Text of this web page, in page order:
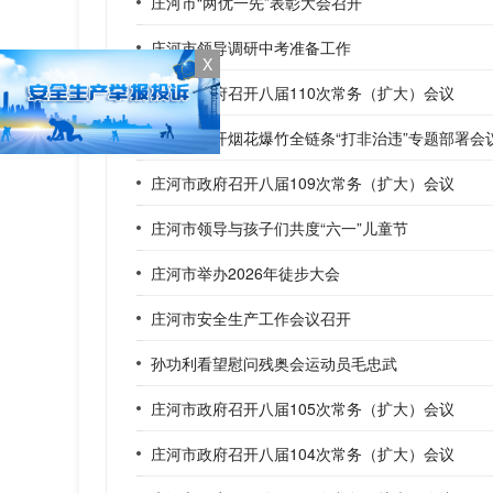
X
庄河市领导调研中考准备工作
庄河市政府召开八届110次常务（扩大）会议
庄河市召开烟花爆竹全链条“打非治违”专题部署会
庄河市政府召开八届109次常务（扩大）会议
庄河市领导与孩子们共度“六一”儿童节
庄河市举办2026年徒步大会
庄河市安全生产工作会议召开
孙功利看望慰问残奥会运动员毛忠武
庄河市政府召开八届105次常务（扩大）会议
庄河市政府召开八届104次常务（扩大）会议